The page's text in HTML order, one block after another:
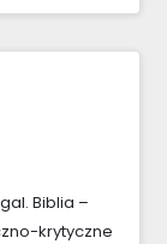
Biblia –
krytyczne